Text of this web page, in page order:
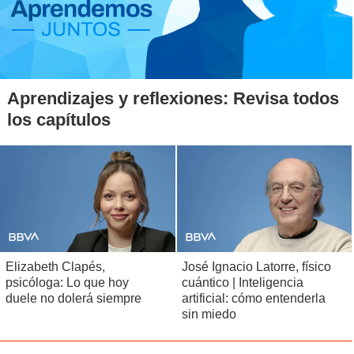
Aprendizajes y reflexiones: Revisa todos
los capítulos
Elizabeth Clapés,
psicóloga: Lo que hoy
duele no dolerá siempre
José Ignacio Latorre, físico
cuántico | Inteligencia
artificial: cómo entenderla
sin miedo